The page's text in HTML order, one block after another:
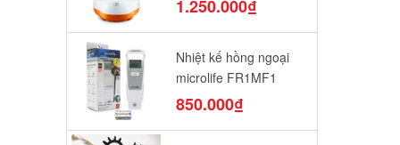
1.250.000₫
Nhiệt kế hồng ngoại
microlife FR1MF1
850.000₫